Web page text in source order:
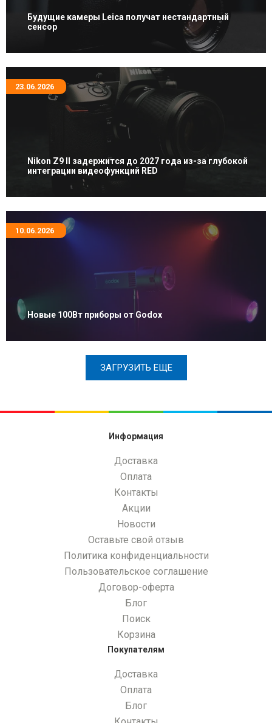
Будущие камеры Leica получат нестандартный
сенсор
23.06.2026
Nikon Z9 II задержится до 2027 года из-за глубокой
интеграции видеофункций RED
10.06.2026
Новые 100Вт приборы от Godox
ЗАГРУЗИТЬ ЕЩЕ
Информация
Доставка
Оплата
Контакты
Акции
Новости
Оставьте свой отзыв
Политика конфиденциальности
Пользовательское соглашение
Договор-оферта
Блог
Поиск
Корзина
Покупателям
Доставка
Оплата
Блог